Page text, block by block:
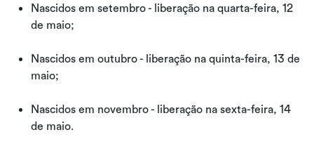
Nascidos em setembro - liberação na quarta-feira, 12
de maio;
Nascidos em outubro - liberação na quinta-feira, 13 de
maio;
Nascidos em novembro - liberação na sexta-feira, 14
de maio.